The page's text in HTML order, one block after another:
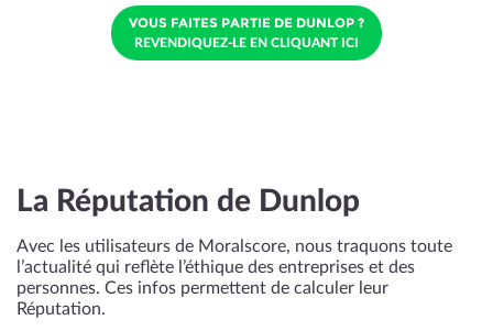
VOUS FAITES PARTIE DE DUNLOP ?
REVENDIQUEZ-LE EN CLIQUANT ICI
La Réputation de Dunlop
Avec les utilisateurs de Moralscore, nous traquons toute
l’actualité qui reflète l’éthique des entreprises et des
personnes. Ces infos permettent de calculer leur
Réputation.